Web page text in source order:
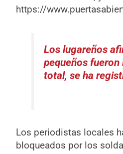
https://
Los lugareños
pequeños fueron
total, se ha
Los periodistas locales
bloqueados por los